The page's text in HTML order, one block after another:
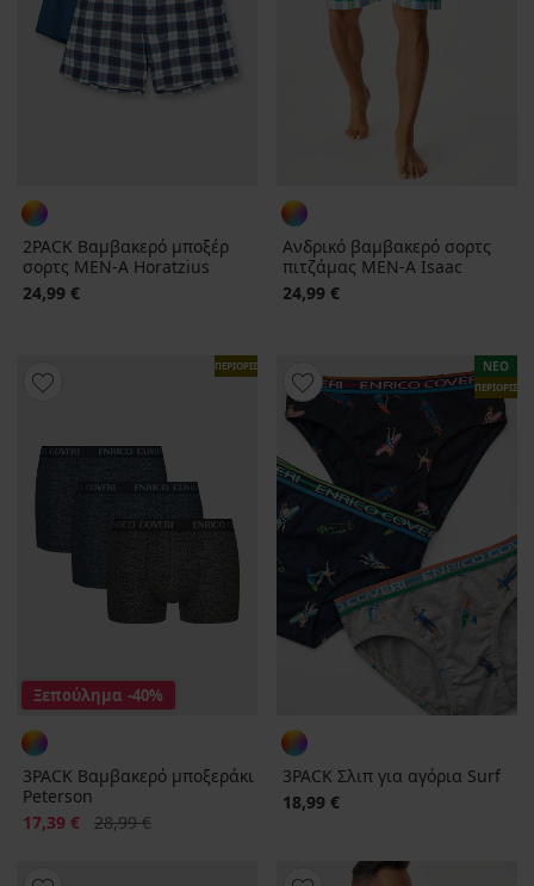
2PACK Βαμβακερό μποξέρ
σορτς MEN-A Horatzius
24,99 €
Ανδρικό βαμβακερό σορτς
πιτζάμας MEN-A Isaac
24,99 €
ΠΕΡΙΟΡΙΣΜΕΝΑ
Ξεπούλημα -40%
3PACK Βαμβακερό μποξεράκι
Peterson
Έκπτωση
17,39 € Αρχική τιμή
28,99 €
ΝΕΟ
3PACK Σλιπ για αγόρια Surf
18,99 €